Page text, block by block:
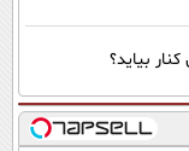
بیاید؟